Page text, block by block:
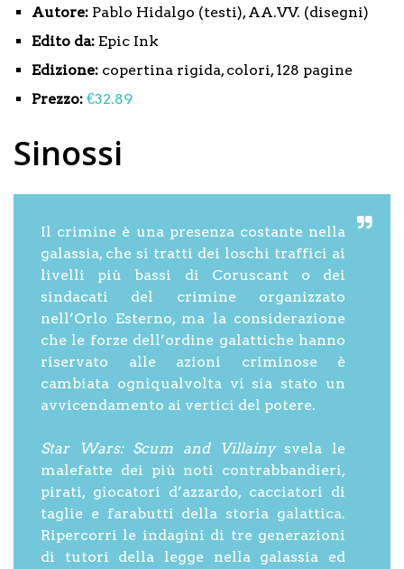
Autore: Pablo Hidalgo (testi), AA.VV. (disegni)
Edito da: Epic Ink
Edizione: copertina rigida, colori, 128 pagine
Prezzo: €32.89
Sinossi
Il crimine è una presenza costante nella
galassia, che si tratti dei loschi traffici ai
livelli più bassi di Coruscant o dei
sindacati del crimine organizzato
nell’Orlo Esterno, ma la considerazione
che le forze dell’ordine galattiche hanno
riservato alle azioni criminose è
cambiata ogniqualvolta vi sia stato un
avvicendamento ai vertici del potere.
Star Wars: Scum and Villainysvela le
malefatte dei più noti contrabbandieri,
pirati, giocatori d’azzardo, cacciatori di
taglie e farabutti della storia galattica.
Ripercorri le indagini di tre generazioni
di tutori della legge nella galassia ed